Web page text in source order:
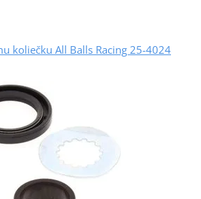
koliečku All Balls Racing 25-4024